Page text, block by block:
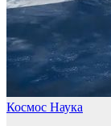
Космос Наука